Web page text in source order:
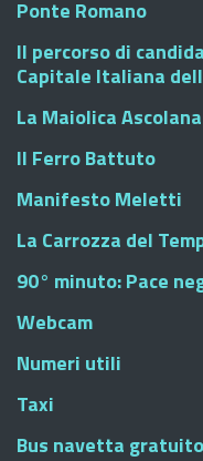
Ponte Romano
Il percorso di
Capitale Italiana
La Maiolica Ascolana
Il Ferro Battuto
Manifesto Meletti
La Carrozza del
90° minuto: Pace
Webcam
Numeri utili
Taxi
Bus navetta gratuito